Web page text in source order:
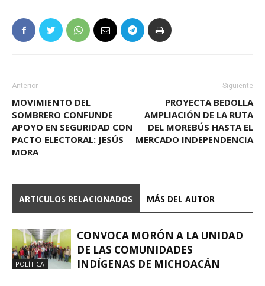
Anterior
MOVIMIENTO DEL
SOMBRERO CONFUNDE
APOYO EN SEGURIDAD CON
PACTO ELECTORAL: JESÚS
MORA
Siguiente
PROYECTA BEDOLLA
AMPLIACIÓN DE LA RUTA
DEL MOREBÚS HASTA EL
MERCADO INDEPENDENCIA
ARTICULOS RELACIONADOS MÁS DEL AUTOR
POLÍTICA
CONVOCA MORÓN A LA UNIDAD
DE LAS COMUNIDADES
INDÍGENAS DE MICHOACÁN